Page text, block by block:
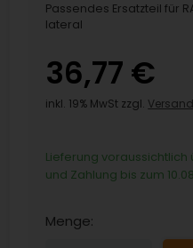
Passendes Ersatzteil für
lateral
36,77 €
inkl. 19% MwSt zzgl.
Lieferung
und Zahlung bis zum
Menge: